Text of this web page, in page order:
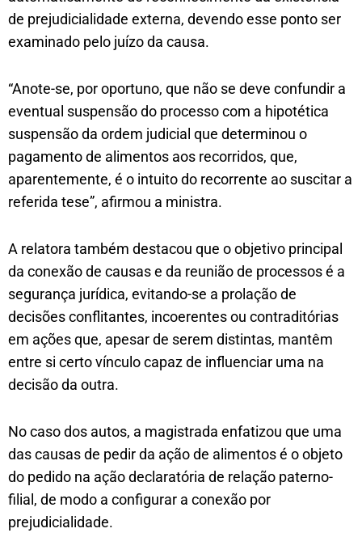
de prejudicialidade externa, devendo esse ponto ser
examinado pelo juízo da causa.
“Anote-se, por oportuno, que não se deve confundir a
eventual suspensão do processo com a hipotética
suspensão da ordem judicial que determinou o
pagamento de alimentos aos recorridos, que,
aparentemente, é o intuito do recorrente ao suscitar a
referida tese”, afirmou a ministra.
A relatora também destacou que o objetivo principal
da conexão de causas e da reunião de processos é a
segurança jurídica, evitando-se a prolação de
decisões conflitantes, incoerentes ou contraditórias
em ações que, apesar de serem distintas, mantêm
entre si certo vínculo capaz de influenciar uma na
decisão da outra.
No caso dos autos, a magistrada enfatizou que uma
das causas de pedir da ação de alimentos é o objeto
do pedido na ação declaratória de relação paterno-
filial, de modo a configurar a conexão por
prejudicialidade.